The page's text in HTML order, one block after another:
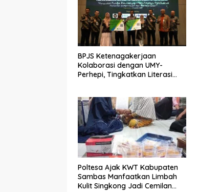
BPJS Ketenagakerjaan
Kolaborasi dengan UMY-
Perhepi, Tingkatkan Literasi
Poltesa Ajak KWT Kabupaten
Sambas Manfaatkan Limbah
Kulit Singkong Jadi Cemilan